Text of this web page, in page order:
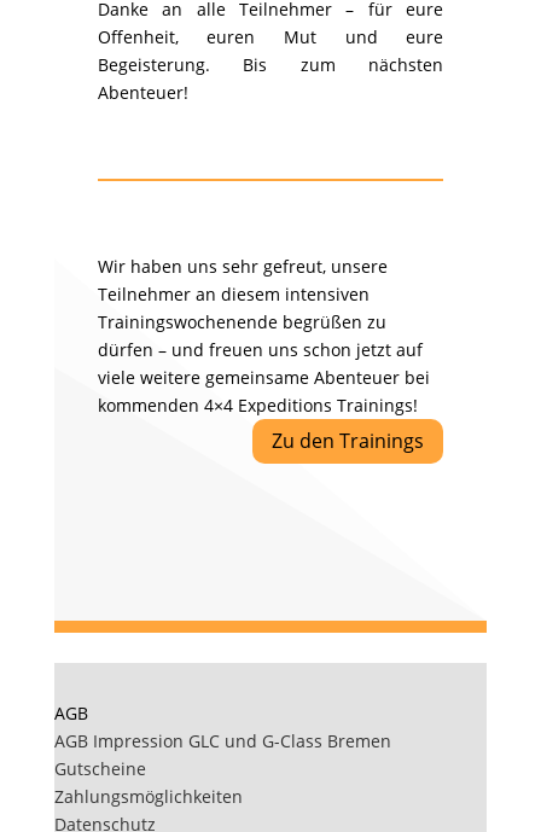
Danke an alle Teilnehmer – für eure
Offenheit, euren Mut und eure
Begeisterung. Bis zum nächsten
Abenteuer!
Wir haben uns sehr gefreut, unsere
Teilnehmer an diesem intensiven
Trainingswochenende begrüßen zu
dürfen – und freuen uns schon jetzt auf
viele weitere gemeinsame Abenteuer bei
kommenden 4×4 Expeditions Trainings!
Zu den Trainings
AGB
AGB Impression GLC und G-Class Bremen
Gutscheine
Zahlungsmöglichkeiten
Datenschutz